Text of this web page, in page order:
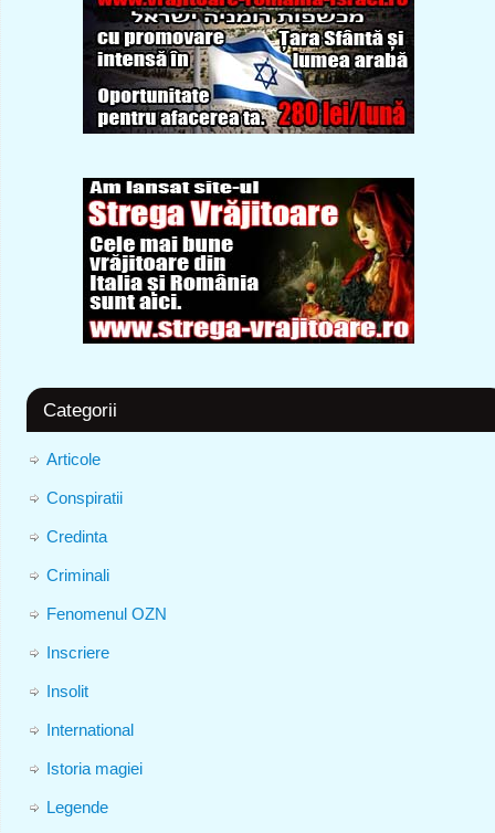
Categorii
Articole
Conspiratii
Credinta
Criminali
Fenomenul OZN
Inscriere
Insolit
International
Istoria magiei
Legende